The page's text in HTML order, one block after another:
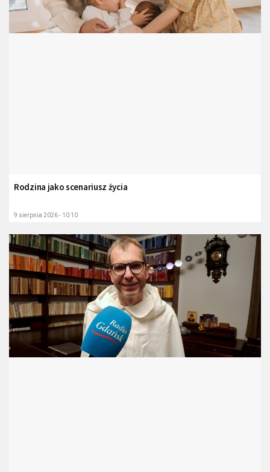
Rodzina jako scenariusz życia
9 sierpnia 2026 - 10:10